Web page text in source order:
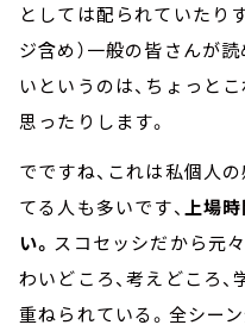
としては配られていたり
ジ含め）一般の皆さんが
いというのは、ちょっと
思ったりします。
でですね、これは私個人
てる人も多いです、上場
い。 スコセッシだから元
わいどころ、考えどころ
重ねられている。全シー